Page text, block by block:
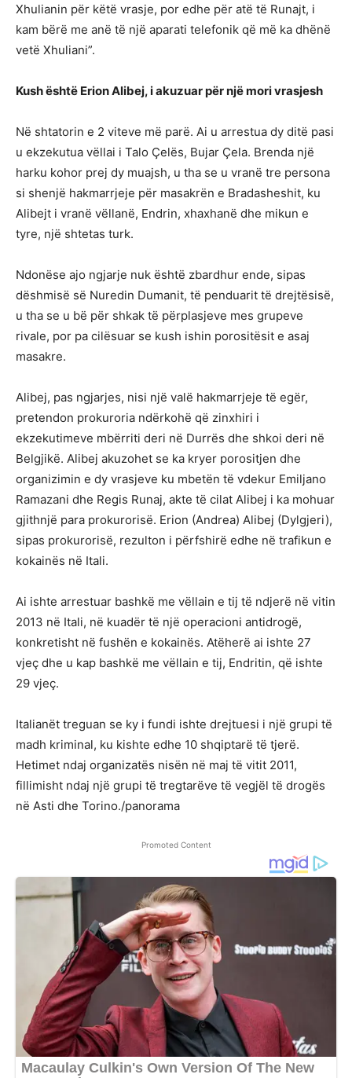
Xhulianin për këtë vrasje, por edhe për atë të Runajt, i
kam bërë me anë të një aparati telefonik që më ka dhënë
vetë Xhuliani”.
Kush është Erion Alibej, i akuzuar për një mori vrasjesh
Në shtatorin e 2 viteve më parë. Ai u arrestua dy ditë pasi
u ekzekutua vëllai i Talo Çelës, Bujar Çela. Brenda një
harku kohor prej dy muajsh, u tha se u vranë tre persona
si shenjë hakmarrjeje për masakrën e Bradasheshit, ku
Alibejt i vranë vëllanë, Endrin, xhaxhanë dhe mikun e
tyre, një shtetas turk.
Ndonëse ajo ngjarje nuk është zbardhur ende, sipas
dëshmisë së Nuredin Dumanit, të penduarit të drejtësisë,
u tha se u bë për shkak të përplasjeve mes grupeve
rivale, por pa cilësuar se kush ishin porositësit e asaj
masakre.
Alibej, pas ngjarjes, nisi një valë hakmarrjeje të egër,
pretendon prokuroria ndërkohë që zinxhiri i
ekzekutimeve mbërriti deri në Durrës dhe shkoi deri në
Belgjikë. Alibej akuzohet se ka kryer porositjen dhe
organizimin e dy vrasjeve ku mbetën të vdekur Emiljano
Ramazani dhe Regis Runaj, akte të cilat Alibej i ka mohuar
gjithnjë para prokurorisë. Erion (Andrea) Alibej (Dylgjeri),
sipas prokurorisë, rezulton i përfshirë edhe në trafikun e
kokainës në Itali.
Ai ishte arrestuar bashkë me vëllain e tij të ndjerë në vitin
2013 në Itali, në kuadër të një operacioni antidrogë,
konkretisht në fushën e kokainës. Atëherë ai ishte 27
vjeç dhe u kap bashkë me vëllain e tij, Endritin, që ishte
29 vjeç.
Italianët treguan se ky i fundi ishte drejtuesi i një grupi të
madh kriminal, ku kishte edhe 10 shqiptarë të tjerë.
Hetimet ndaj organizatës nisën në maj të vitit 2011,
fillimisht ndaj një grupi të tregtarëve të vegjël të drogës
në Asti dhe Torino./panorama
Promoted Content